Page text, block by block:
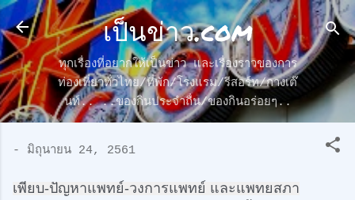
ข้ามไปที่เนื้อหาหลัก
เป็นข่าว.com
ทุกเรื่องที่อยากให้เป็นข่าว และเรื่องราวของการ
ท่องเที่ยวทั่วไทย/ที่พัก/โรงแรม/รีสอร์ท/กางเต๊
นท์.. ..ของกินประจำถื่น/ของกินอร่อยๆ..
- มิถุนายน 24, 2561
เพียบ-ปัญหาแพทย์-วงการแพทย์ และแพทยสภา